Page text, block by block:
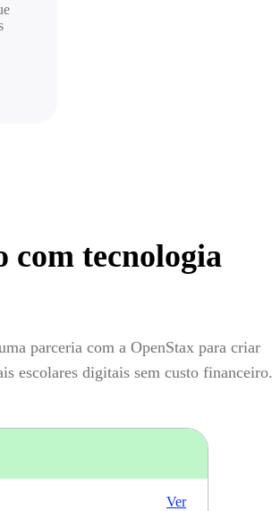
com tecnologia
parceria com a OpenStax para criar
escolares digitais sem custo financeiro.
Ver